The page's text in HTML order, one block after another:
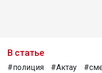
В статье
#полиция #Актау